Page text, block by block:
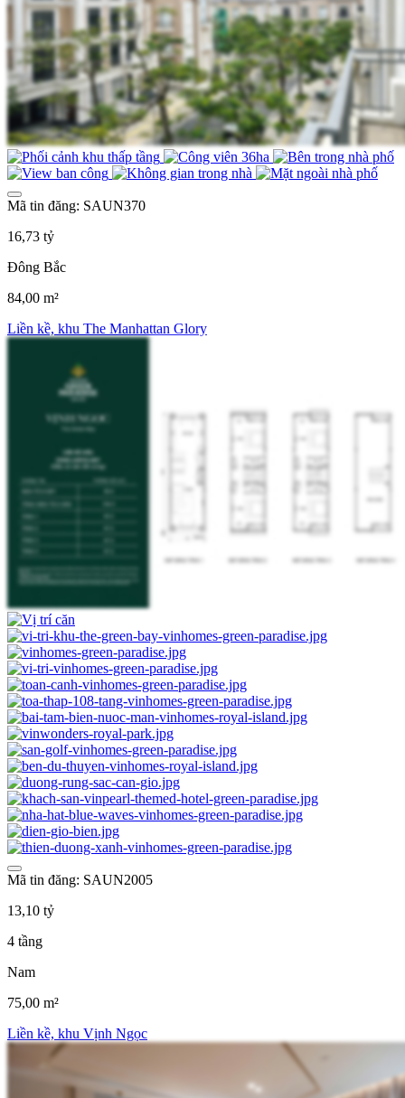
Mã tin đăng: SAUN370
16,73 tỷ
Đông Bắc
84,00 m²
Liền kề, khu The Manhattan Glory
Mã tin đăng: SAUN2005
13,10 tỷ
4 tầng
Nam
75,00 m²
Liền kề, khu Vịnh Ngọc